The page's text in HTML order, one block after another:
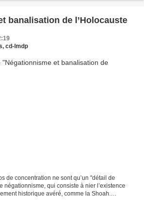
banalisation de l’Holocauste
cd-lmdp
de concentration ne sont qu’un "détail de
négationnisme, qui consiste à nier l’existence
historique avéré, comme la Shoah.